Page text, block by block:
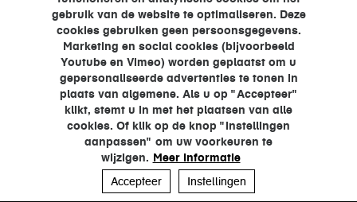
gebruik van de website te optimaliseren. Deze
cookies gebruiken geen persoonsgegevens.
Marketing en social cookies (bijvoorbeeld
Youtube en Vimeo) worden geplaatst om u
gepersonaliseerde advertenties te tonen in
plaats van algemene. Als u op "Accepteer"
klikt, stemt u in met het plaatsen van alle
cookies. Of klik op de knop "Instellingen
aanpassen" om uw voorkeuren te
wijzigen. Meer informatie
Accepteer
Instellingen